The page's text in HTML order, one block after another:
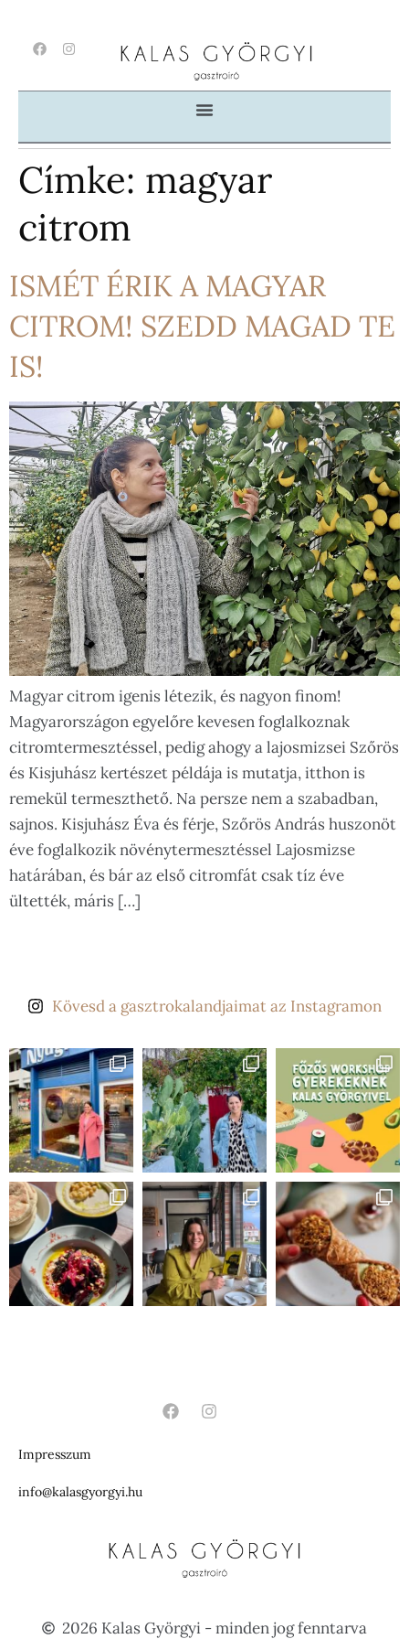
Címke: magyar
citrom
ISMÉT ÉRIK A MAGYAR
CITROM! SZEDD MAGAD TE
IS!
Magyar citrom igenis létezik, és nagyon finom!
Magyarországon egyelőre kevesen foglalkoznak
citromtermesztéssel, pedig ahogy a lajosmizsei Szőrös
és Kisjuhász kertészet példája is mutatja, itthon is
remekül termeszthető. Na persze nem a szabadban,
sajnos. Kisjuhász Éva és férje, Szőrös András huszonöt
éve foglalkozik növénytermesztéssel Lajosmizse
határában, és bár az első citromfát csak tíz éve
ültették, máris […]
Kövesd a gasztrokalandjaimat az Instagramon
Impresszum
info@kalasgyorgyi.hu
2026 Kalas Györgyi - minden jog fenntarva